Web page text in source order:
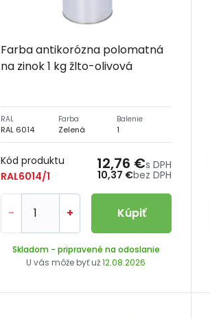
Farba antikorózna polomatná
na zinok 1 kg žlto-olivová
RAL
RAL 6014
Farba
Zelená
Balenie
1
Kód produktu
RAL6014/1
10,37 €bez DPH
12,76 €s DPH
- + Kúpiť
Skladom - pripravené na odoslanie
U vás môže byť už12.08.2026